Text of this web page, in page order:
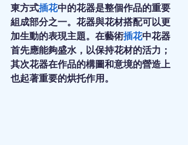
東方式插花中的花器是整個作品的重要
組成部分之一。花器與花材搭配可以更
加生動的表現主題。在藝術插花中花器
首先應能夠盛水，以保持花材的活力；
其次花器在作品的構圖和意境的營造上
也起著重要的烘托作用。